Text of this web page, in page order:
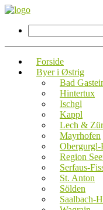
Forside
Byer i Østrig
Bad
Hintertux
Ischgl
Kappl
Lech &
Mayrhofen
Region
Serfaus-
St. Anton
Sölden
Saalbach-